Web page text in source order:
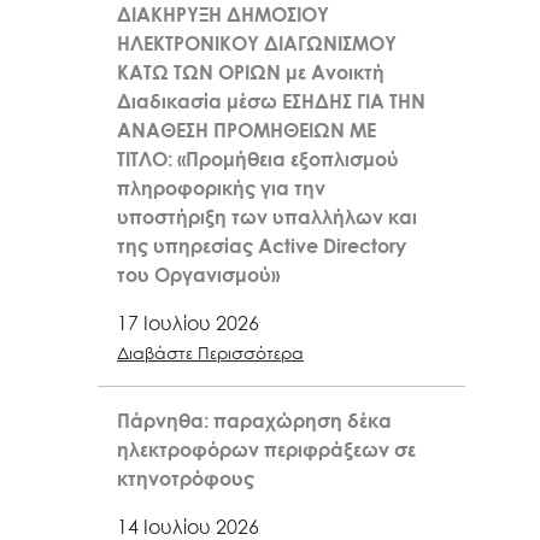
ΔΙΑΚΗΡΥΞΗ ΔΗΜΟΣΙΟΥ
ΗΛΕΚΤΡΟΝΙΚΟΥ ΔΙΑΓΩΝΙΣΜΟΥ
ΚΑΤΩ ΤΩΝ ΟΡΙΩΝ με Ανοικτή
Διαδικασία μέσω ΕΣΗΔΗΣ ΓΙΑ ΤΗΝ
ΑΝΑΘΕΣΗ ΠΡΟΜΗΘΕΙΩΝ ΜΕ
ΤΙΤΛΟ: «Προμήθεια εξοπλισμού
πληροφορικής για την
υποστήριξη των υπαλλήλων και
της υπηρεσίας Active Directory
του Οργανισμού»
17 Ιουλίου 2026
Διαβάστε Περισσότερα
Πάρνηθα: παραχώρηση δέκα
ηλεκτροφόρων περιφράξεων σε
κτηνοτρόφους
14 Ιουλίου 2026